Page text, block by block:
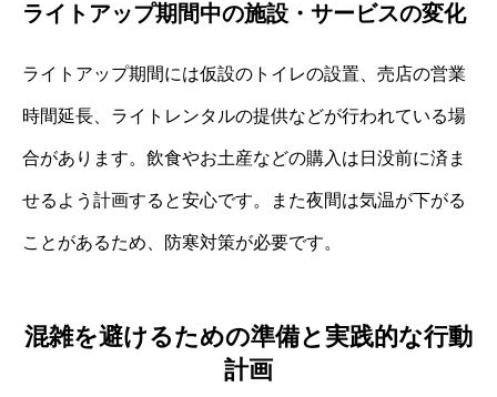
ライトアップ期間中の施設・サービスの変化
ライトアップ期間には仮設のトイレの設置、売店の営業
時間延長、ライトレンタルの提供などが行われている場
合があります。飲食やお土産などの購入は日没前に済ま
せるよう計画すると安心です。また夜間は気温が下がる
ことがあるため、防寒対策が必要です。
混雑を避けるための準備と実践的な行動
計画